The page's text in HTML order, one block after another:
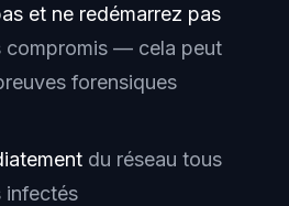
et ne redémarrez pas
compromis — cela peut
forensiques
du réseau tous
infectés